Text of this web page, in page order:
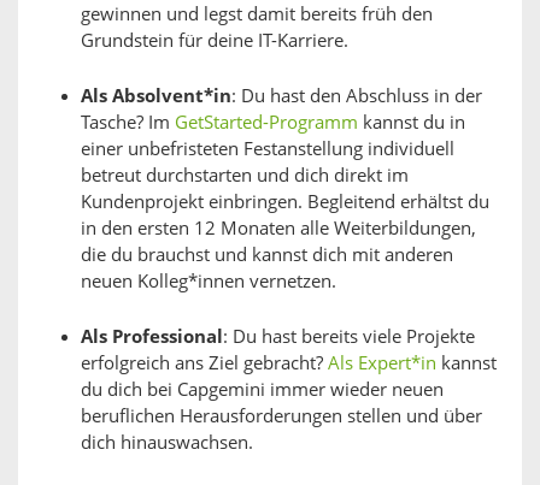
gewinnen und legst damit bereits früh den
Grundstein für deine IT-Karriere.
Als Absolvent*in: Du hast den Abschluss in der
Tasche? Im GetStarted-Programm kannst du in
einer unbefristeten Festanstellung individuell
betreut durchstarten und dich direkt im
Kundenprojekt einbringen. Begleitend erhältst du
in den ersten 12 Monaten alle Weiterbildungen,
die du brauchst und kannst dich mit anderen
neuen Kolleg*innen vernetzen.
Als Professional : Du hast bereits viele Projekte
erfolgreich ans Ziel gebracht? Als Expert*in kannst
du dich bei Capgemini immer wieder neuen
beruflichen Herausforderungen stellen und über
dich hinauswachsen.